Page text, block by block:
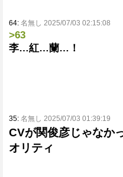
64: 名無し 2025/07/03 02:15:08
>63
李…紅…蘭…！
35: 名無し 2025/07/03 01:39:19
CVが関俊彦じゃなか
オリティ